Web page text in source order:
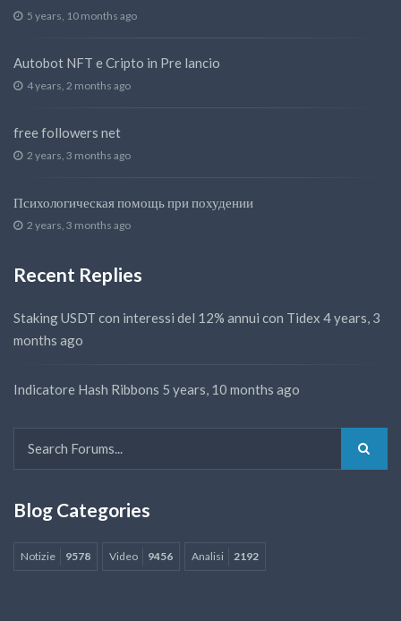
5 years, 10 months ago
Autobot NFT e Cripto in Pre lancio
4 years, 2 months ago
free followers net
2 years, 3 months ago
Психологическая помощь при похудении
2 years, 3 months ago
Recent Replies
Staking USDT con interessi del 12% annui con Tidex 4 years, 3
months ago
Indicatore Hash Ribbons 5 years, 10 months ago
Blog Categories
Notizie 9578 Video 9456 Analisi 2192